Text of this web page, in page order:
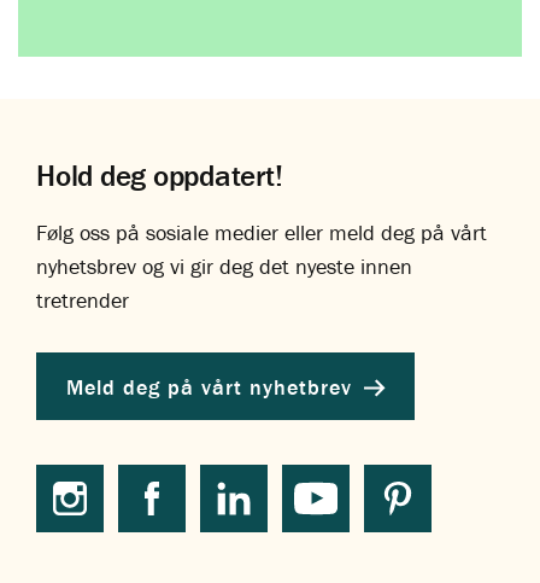
Hold deg oppdatert!
Følg oss på sosiale medier eller meld deg på vårt
nyhetsbrev og vi gir deg det nyeste innen
tretrender
Meld deg på vårt nyhetbrev